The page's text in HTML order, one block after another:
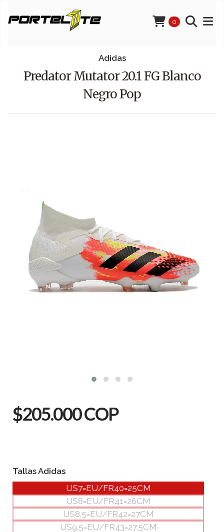
0
Adidas
Predator Mutator 20.1 FG Blanco
Negro Pop
$205.000 COP
Tallas Adidas
US7=EU/FR40=25CM
US8=EU/FR41=26CM
US8.5=EU/FR42=27CM
US9.5=EU/FR43=27.5CM